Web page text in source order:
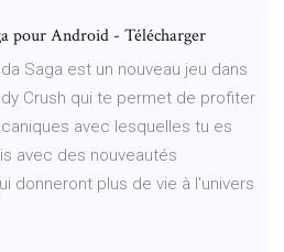
pour Android - Télécharger
Saga est un nouveau jeu dans
Crush qui te permet de profiter
avec lesquelles tu es
avec des nouveautés
donneront plus de vie à l'univers